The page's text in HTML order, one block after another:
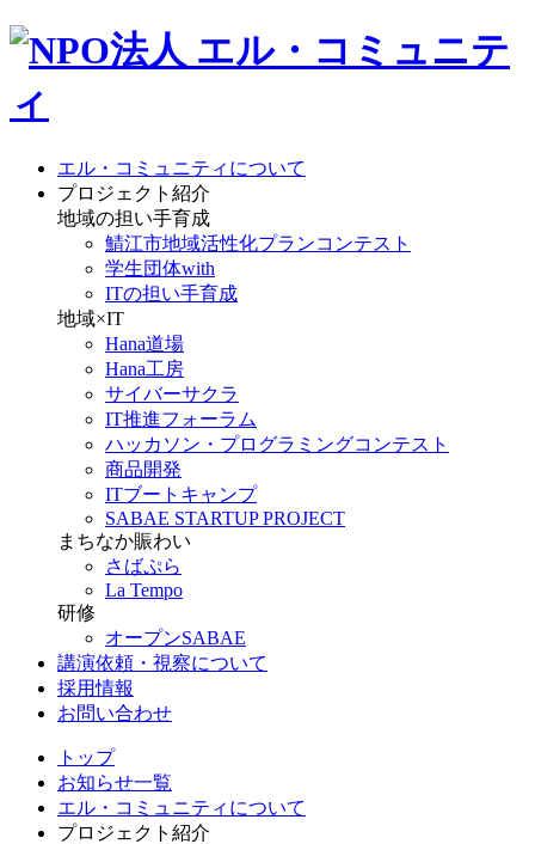
エル・コミュニティについて
プロジェクト紹介
地域の担い手育成
鯖江市地域活性化プランコンテスト
学生団体with
ITの担い手育成
地域×IT
Hana道場
Hana工房
サイバーサクラ
IT推進フォーラム
ハッカソン・プログラミングコンテスト
商品開発
ITブートキャンプ
SABAE STARTUP PROJECT
まちなか賑わい
さばぷら
La Tempo
研修
オープンSABAE
講演依頼・視察について
採用情報
お問い合わせ
トップ
お知らせ一覧
エル・コミュニティについて
プロジェクト紹介